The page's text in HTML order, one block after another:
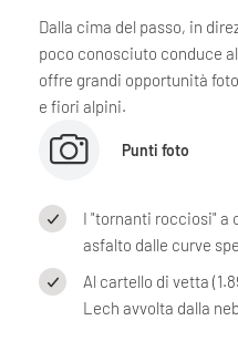
Dalla cima del passo, in
poco conosciuto conduce
offre grandi opportunità
e fiori alpini.
Punti foto
I "tornanti rocciosi" a
asfalto dalle curve
Al cartello di vetta
Lech avvolta dalla